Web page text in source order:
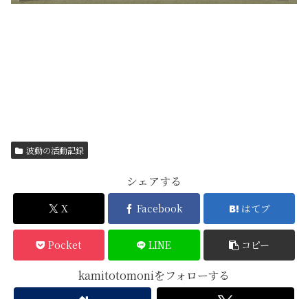
波動の活動記録
シェアする
X Facebook はてブ
Pocket LINE コピー
kamitotomoniをフォローする